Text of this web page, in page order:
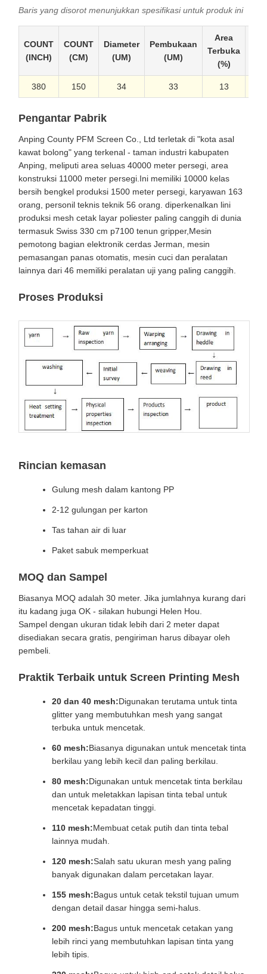
Baris yang disorot menunjukkan spesifikasi untuk produk ini
COUNT
(INCH)
COUNT
(CM)
Diameter
(UM)
Pembukaan
(UM)
Area
Terbuka
(%)
380 150 34 33 13
Pengantar Pabrik
Anping County PFM Screen Co., Ltd terletak di "kota asal
kawat bolong" yang terkenal - taman industri kabupaten
Anping, meliputi area seluas 40000 meter persegi, area
konstruksi 11000 meter persegi.Ini memiliki 10000 kelas
bersih bengkel produksi 1500 meter persegi, karyawan 163
orang, personil teknis teknik 56 orang. diperkenalkan lini
produksi mesh cetak layar poliester paling canggih di dunia
termasuk Swiss 330 cm p7100 tenun gripper,Mesin
pemotong bagian elektronik cerdas Jerman, mesin
pemasangan panas otomatis, mesin cuci dan peralatan
lainnya dari 46 memiliki peralatan uji yang paling canggih.
Proses Produksi
Rincian kemasan
Gulung mesh dalam kantong PP
2-12 gulungan per karton
Tas tahan air di luar
Paket sabuk memperkuat
MOQ dan Sampel
Biasanya MOQ adalah 30 meter. Jika jumlahnya kurang dari
itu kadang juga OK - silakan hubungi Helen Hou.
Sampel dengan ukuran tidak lebih dari 2 meter dapat
disediakan secara gratis, pengiriman harus dibayar oleh
pembeli.
Praktik Terbaik untuk Screen Printing Mesh
20 dan 40 mesh:Digunakan terutama untuk tinta
glitter yang membutuhkan mesh yang sangat
terbuka untuk mencetak.
60 mesh:Biasanya digunakan untuk mencetak tinta
berkilau yang lebih kecil dan paling berkilau.
80 mesh:Digunakan untuk mencetak tinta berkilau
dan untuk meletakkan lapisan tinta tebal untuk
mencetak kepadatan tinggi.
110 mesh:Membuat cetak putih dan tinta tebal
lainnya mudah.
120 mesh:Salah satu ukuran mesh yang paling
banyak digunakan dalam percetakan layar.
155 mesh:Bagus untuk cetak tekstil tujuan umum
dengan detail dasar hingga semi-halus.
200 mesh:Bagus untuk mencetak cetakan yang
lebih rinci yang membutuhkan lapisan tinta yang
lebih tipis.